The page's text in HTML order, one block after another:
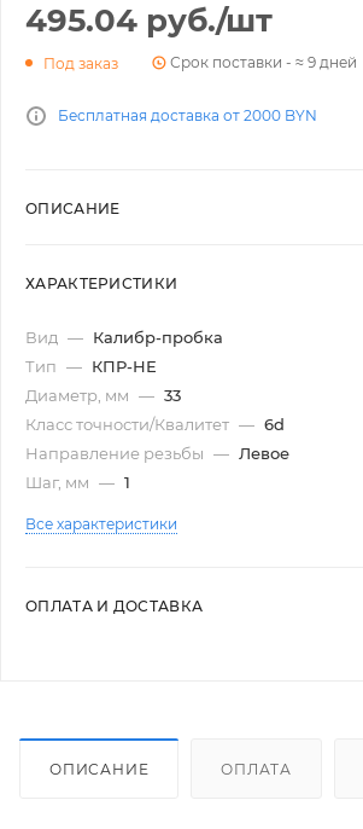
495.04 руб./шт
Под заказ Срок поставки - ≈ 9 дней
Бесплатная доставка от 2000 BYN
ОПИСАНИЕ
ХАРАКТЕРИСТИКИ
Вид — Калибр-пробка
Тип — КПР-НЕ
Диаметр, мм — 33
Класс точности/Квалитет — 6d
Направление резьбы — Левое
Шаг, мм — 1
Все характеристики
ОПЛАТА И ДОСТАВКА
ОПИСАНИЕ ОПЛАТА